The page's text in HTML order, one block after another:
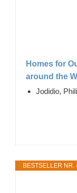
Homes for
around the
Jodidio,
BESTSELLER NR.